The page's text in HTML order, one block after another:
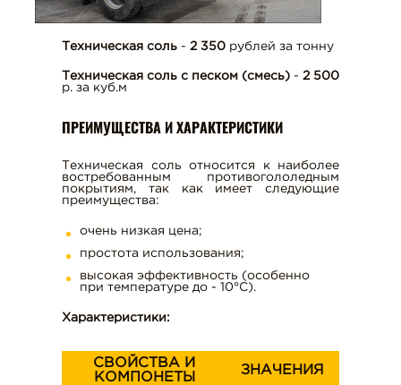
МУЧКА
ШЛАКОВЫЙ ЩЕБЕНЬ
КИРПИЧ
СТРОИТЕЛЬНЫЕ БЛОКИ
НАШИ УСЛУГИ
Техническая соль - 2 350 рублей за тонну
Техническая соль с песком (смесь) - 2 500
р. за куб.м
ПРЕИМУЩЕСТВА И ХАРАКТЕРИСТИКИ
Техническая соль относится к наиболее
востребованным противогололедным
покрытиям, так как имеет следующие
преимущества:
очень низкая цена;
простота использования;
высокая эффективность (особенно
при температуре до - 10°С).
Характеристики:
СВОЙСТВА И
КОМПОНЕТЫ
ЗНАЧЕНИЯ